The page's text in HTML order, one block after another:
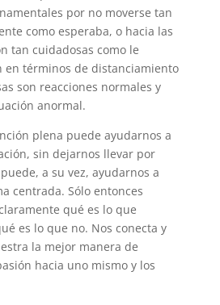
por no moverse tan
como esperaba, o hacia las
tan cuidadosas como le
en términos de distanciamiento
son reacciones normales y
anormal.
plena puede ayudarnos a
sin dejarnos llevar por
a su vez, ayudarnos a
centrada. Sólo entonces
qué es lo que
es lo que no. Nos conecta y
la mejor manera de
hacia uno mismo y los